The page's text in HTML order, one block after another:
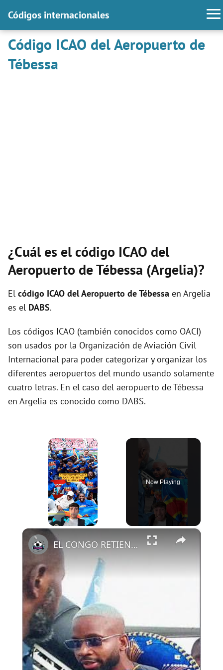
Códigos internacionales
Código ICAO del Aeropuerto de
Tébessa
¿Cuál es el código ICAO del
Aeropuerto de Tébessa (Argelia)?
El código ICAO delAeropuerto de Tébessa en Argelia
es el DABS.
Los códigos ICAO (también conocidos como OACI)
son usados por la Organización de Aviación Civil
Internacional para poder categorizar y organizar los
diferentes aeropuertos del mundo usando solamente
cuatro letras. En el caso del aeropuerto de Tébessa
en Argelia es conocido como DABS.
×
Now Playing
×
EL CONGO RETIENE A SUS JUGADORES HASTA EL LUNES